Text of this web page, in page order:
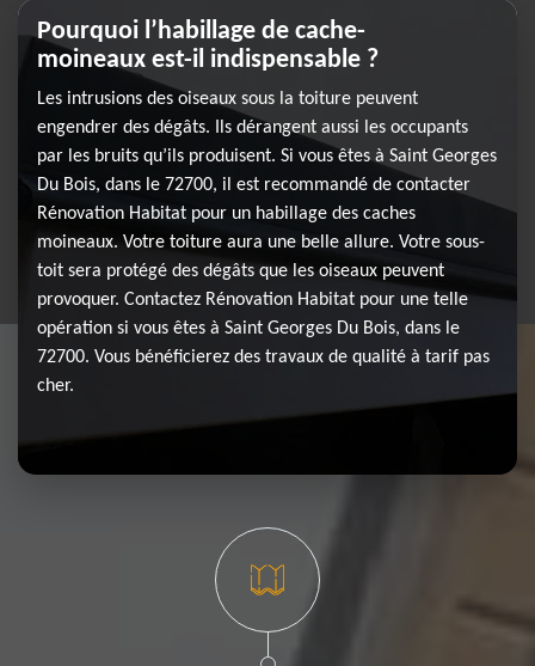
Pourquoi l’habillage de cache-
moineaux est-il indispensable ?
Les intrusions des oiseaux sous la toiture peuvent
engendrer des dégâts. Ils dérangent aussi les occupants
par les bruits qu’ils produisent. Si vous êtes à Saint Georges
Du Bois, dans le 72700, il est recommandé de contacter
Rénovation Habitat pour un habillage des caches
moineaux. Votre toiture aura une belle allure. Votre sous-
toit sera protégé des dégâts que les oiseaux peuvent
provoquer. Contactez Rénovation Habitat pour une telle
opération si vous êtes à Saint Georges Du Bois, dans le
72700. Vous bénéficierez des travaux de qualité à tarif pas
cher.